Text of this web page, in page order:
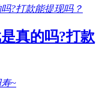
真的吗?打款